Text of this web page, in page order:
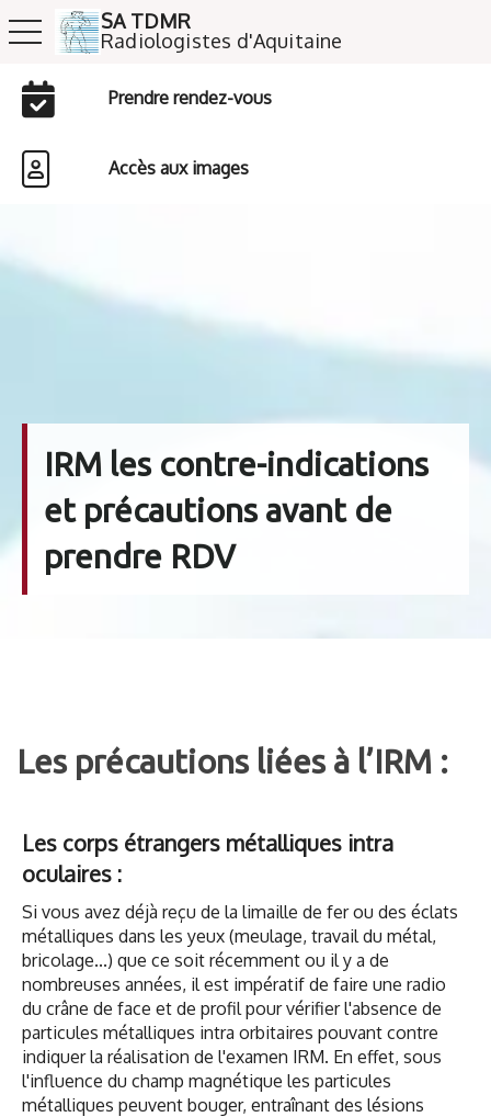
SA TDMR
​​​​​​​Radiologistes d'Aquitaine
toggle navigation
Prendre rendez-vous
Accès aux images
IRM les contre-indications
et précautions avant de
prendre RDV
Les précautions liées à l’IRM :
Les corps étrangers métalliques intra
oculaires :
Si vous avez déjà reçu de la limaille de fer ou des éclats
métalliques dans les yeux (meulage, travail du métal,
bricolage...) que ce soit récemment ou il y a de
nombreuses années, il est impératif de faire une radio
du crâne de face et de profil pour vérifier l'absence de
particules métalliques intra orbitaires pouvant contre
indiquer la réalisation de l'examen IRM. En effet, sous
l'influence du champ magnétique les particules
métalliques peuvent bouger, entraînant des lésions